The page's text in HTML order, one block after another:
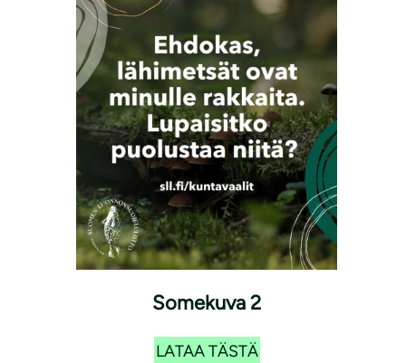
Somekuva 2
LATAA TÄSTÄ